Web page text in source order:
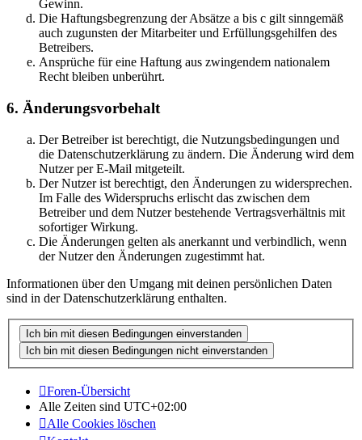
Gewinn.
Die Haftungsbegrenzung der Absätze a bis c gilt sinngemäß
auch zugunsten der Mitarbeiter und Erfüllungsgehilfen des
Betreibers.
Ansprüche für eine Haftung aus zwingendem nationalem
Recht bleiben unberührt.
6. Änderungsvorbehalt
Der Betreiber ist berechtigt, die Nutzungsbedingungen und
die Datenschutzerklärung zu ändern. Die Änderung wird dem
Nutzer per E-Mail mitgeteilt.
Der Nutzer ist berechtigt, den Änderungen zu widersprechen.
Im Falle des Widerspruchs erlischt das zwischen dem
Betreiber und dem Nutzer bestehende Vertragsverhältnis mit
sofortiger Wirkung.
Die Änderungen gelten als anerkannt und verbindlich, wenn
der Nutzer den Änderungen zugestimmt hat.
Informationen über den Umgang mit deinen persönlichen Daten
sind in der Datenschutzerklärung enthalten.
Foren-Übersicht
Alle Zeiten sind UTC+02:00
Alle Cookies löschen